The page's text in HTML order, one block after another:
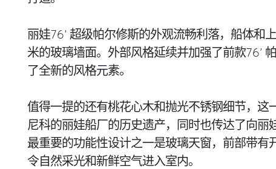
丽娃76’ 超级帕尔修斯的外观流畅利落，船体和
米的玻璃墙面。外部风格延续并加强了前款76’
了全新的风格元素。
值得一提的还有桃花心木和抛光不锈钢细节，这
尼科的丽娃船厂的历史遗产，同时也传达了向丽
最重要的功能性设计之一是玻璃天窗，前部带有
令自然采光和新鲜空气进入室内。